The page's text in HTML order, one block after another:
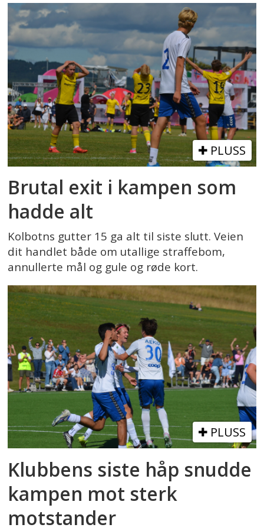
PLUSS
Brutal exit i kampen som
hadde alt
Kolbotns gutter 15 ga alt til siste slutt. Veien
dit handlet både om utallige straffebom,
annullerte mål og gule og røde kort.
PLUSS
Klubbens siste håp snudde
kampen mot sterk
motstander